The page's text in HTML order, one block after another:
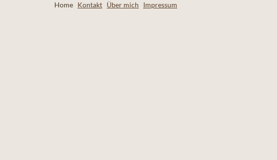
Home Kontakt Über mich Impressum